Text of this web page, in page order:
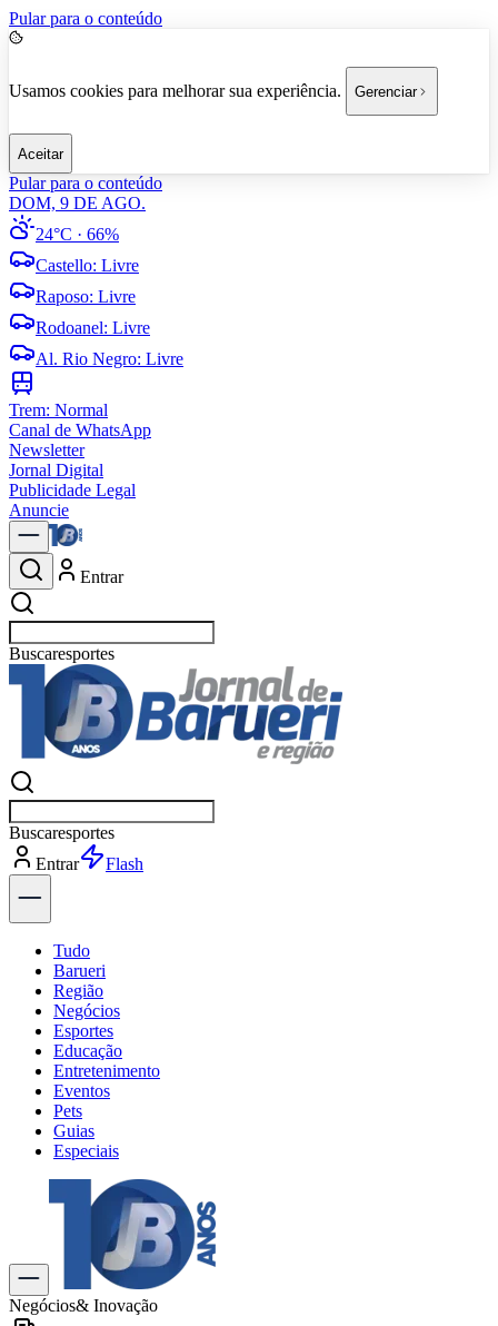
Pular para o conteúdo
Usamos cookies para melhorar sua experiência. Gerenciar
Aceitar
Pular para o conteúdo
DOM, 9 DE AGO.
24°C · 66%
Castello: Livre
Raposo: Livre
Rodoanel: Livre
Al. Rio Negro: Livre
Trem: Normal
Canal de WhatsApp
Newsletter
Jornal Digital
Publicidade Legal
Anuncie
Entrar
Buscarpolítica
Buscarpolítica
Entrar
Tudo
Barueri
Região
Negócios
Esportes
Educação
Entretenimento
Eventos
Pets
Guias
Especiais
Explore Tudo
Últimas Notícias
Previsão do Tempo
Trânsito e Rotas
Dia a Dia & Lazer
Negócios& Inovação